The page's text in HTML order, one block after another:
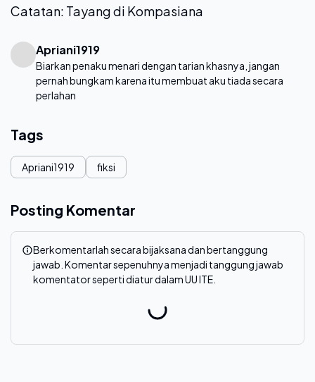
Catatan: Tayang di Kompasiana
Apriani1919
Biarkan penaku menari dengan tarian khasnya, jangan
pernah bungkam karena itu membuat aku tiada secara
perlahan
Tags
Apriani1919 fiksi
Posting Komentar
Berkomentarlah secara bijaksana dan bertanggung
jawab. Komentar sepenuhnya menjadi tanggung jawab
komentator seperti diatur dalam UU ITE.